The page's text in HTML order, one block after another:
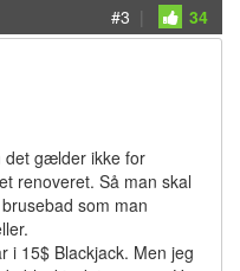
#3 | 34
det gælder ikke for
renoveret. Så man skal
som man
i 15$ Blackjack. Men jeg